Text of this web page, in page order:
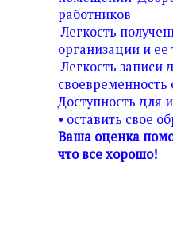
работников
Легкость
организации и ее
Легкость записи
своевременность
Доступность для
• оставить свое
Ваша оценка
что все хорошо!